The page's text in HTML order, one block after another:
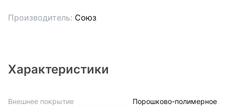
Производитель: Союз
Характеристики
Внешнее покрытие
Порошково-полимерное